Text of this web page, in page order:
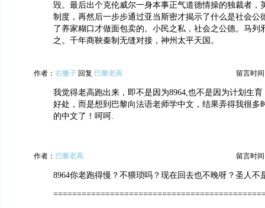
毁。最后出个克伦威尔一身本事正气道德情操的独裁者，
制度，再然后一步步通过亚当斯密才揭示了什么是社会公
了养家糊口才做面包卖的。小民之私，社会之公德。马列
之。千年商鞅秦制无缝对接，神州太平天国。
作者： 右撇子 回复 巴黎老高 留言时间
我觉得老高跑出来，即不是因为8964,也不是因为计划生
好处，而是想到巴黎向法语老师学中文，结果弄得我很多
的中文了！呵呵.
作者： 巴黎老高 留言时间
8964你老跑得慢？不猥琐吗？现在回去也不晚呀？圣人不